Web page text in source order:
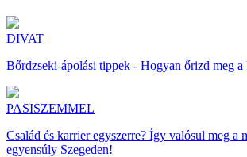
DIVAT
Bőrdzseki-ápolási tippek - Hogyan őrizd meg a
PASISZEMMEL
Család és karrier egyszerre? Így valósul meg a
egyensúly Szegeden!